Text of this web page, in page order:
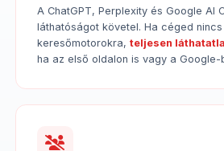
A ChatGPT, Perplexity és Google AI
láthatóságot követel. Ha céged
keresőmotorokra, teljesen
ha az első oldalon is vagy a Google-